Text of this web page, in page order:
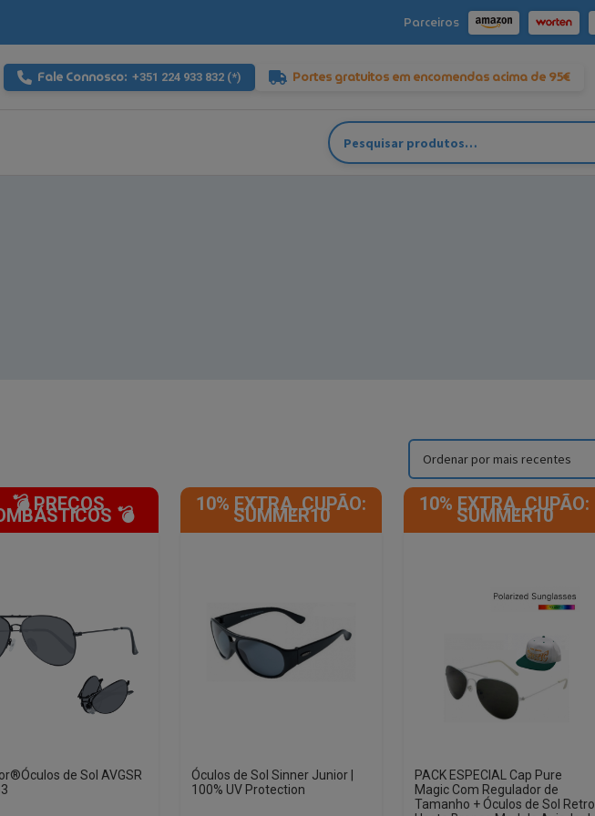
Parceiros
Fale Connosco: +351 224 933 832 (*) Portes gratuitos em encomendas acima de 95€
Pesquisar
por:
💣 PREÇOS
💣
de Sol AVGSR
10% EXTRA, CUPÃO:
SUMMER10
Óculos de Sol Sinner Junior |
100% UV Protection
10% EXTRA, CUPÃO:
SUMMER10
PACK ESPECIAL Cap Pure
Magic Com Regulador de
Tamanho + Óculos de Sol Retro